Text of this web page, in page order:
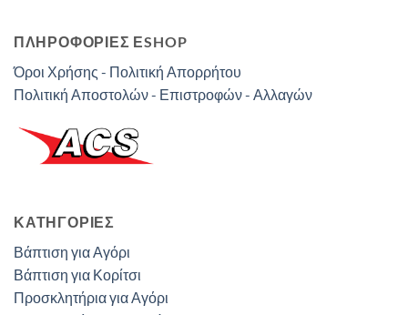
ΠΛΗΡΟΦΟΡΙΕΣ ΕSHOP
Όροι Χρήσης - Πολιτική Απορρήτου
Πολιτική Αποστολών - Επιστροφών - Αλλαγών
ΚΑΤΗΓΟΡΊΕΣ
Βάπτιση για Αγόρι
Βάπτιση για Κορίτσι
Προσκλητήρια για Αγόρι